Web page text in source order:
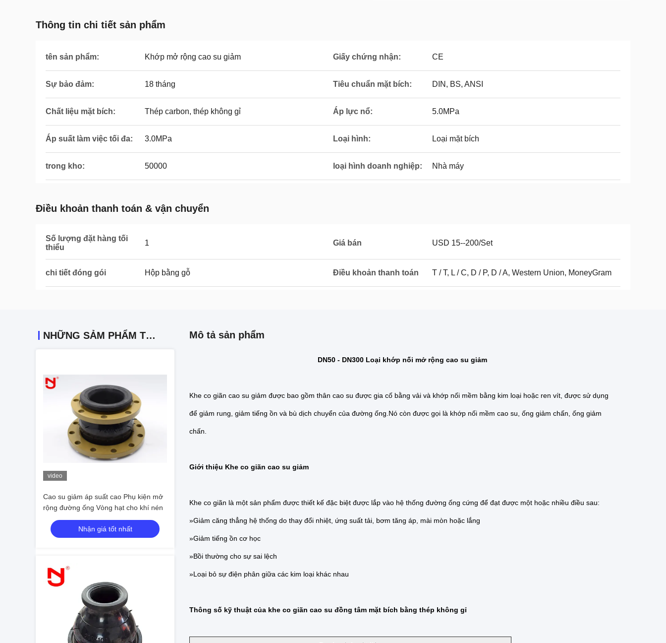
Thông tin chi tiết sản phẩm
tên sản phẩm: Khớp mở rộng cao su giảm Giấy chứng nhận: CE
Sự bảo đảm: 18 tháng Tiêu chuẩn mặt bích: DIN, BS, ANSI
Chất liệu mặt bích: Thép carbon, thép không gỉ Áp lực nổ: 5.0MPa
Áp suất làm việc tối đa: 3.0MPa Loại hình: Loại mặt bích
trong kho: 50000 loại hình doanh nghiệp: Nhà máy
Điều khoản thanh toán & vận chuyển
Số lượng đặt hàng tối
thiểu
1 Giá bán USD 15--200/Set
chi tiết đóng gói Hộp bằng gỗ Điều khoản thanh toán T / T, L / C, D / P, D / A, Western Union, MoneyGram
NHỮNG SẢM PHẨM TƯƠNG TỰ
video
Cao su giảm áp suất cao Phụ kiện mở
rộng đường ống Vòng hạt cho khí nén
Nhận giá tốt nhất
Mô tả sản phẩm
DN50 - DN300 Loại khớp nối mở rộng cao su giảm
Khe co giãn cao su giảm được bao gồm thân cao su được gia cố bằng vải và khớp nối mềm bằng kim loại hoặc ren vít, được sử dụng
để giảm rung, giảm tiếng ồn và bù dịch chuyển của đường ống.Nó còn được gọi là khớp nối mềm cao su, ống giảm chấn, ống giảm
chấn.
Giới thiệu Khe co giãn cao su giảm
Khe co giãn là một sản phẩm được thiết kế đặc biệt được lắp vào hệ thống đường ống cứng để đạt được một hoặc nhiều điều sau:
»Giảm căng thẳng hệ thống do thay đổi nhiệt, ứng suất tải, bơm tăng áp, mài mòn hoặc lắng
»Giảm tiếng ồn cơ học
»Bồi thường cho sự sai lệch
»Loại bỏ sự điện phân giữa các kim loại khác nhau
Thông số kỹ thuật của khe co giãn cao su đồng tâm mặt bích bằng thép không gỉ